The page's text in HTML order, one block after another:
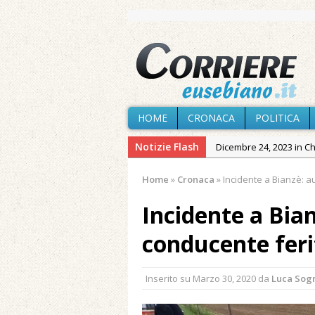
HOME CRONACA POLITICA
Notizie Flash Dicembre 24, 2023 in
Agosto 4, 2026 in
Agosto 3, 2026 in
Agosto 1, 2026 in Chiesa:
Home » Cronaca » Incidente a Bianzè:
Incidente a
conducente
Inserito su Marzo 30, 2020 da Luca